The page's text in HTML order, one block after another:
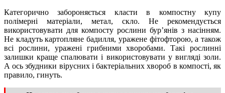
Категорично забороняється класти в компостну купу
полімерні матеріали, метал, скло. Не рекомендується
використовувати для компосту рослини бур’янів з насінням.
Не кладуть картопляне бадилля, уражене фітофторою, а також
всі рослини, уражені грибними хворобами. Такі рослинні
залишки краще спалювати і використовувати у вигляді золи.
А ось збудники вірусних і бактеріальних хвороб в компості, як
правило, гинуть.